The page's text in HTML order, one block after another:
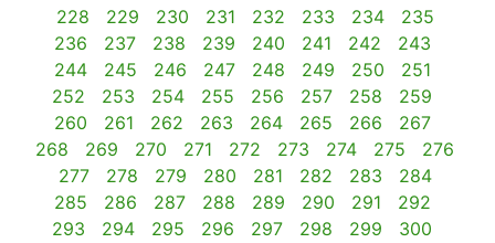
228
229 230 231 232 233 234
235
236
237 238 239 240 241 242
243
244
245 246 247 248 249 250
251
252
253 254 255 256 257 258
259
260
261 262 263 264 265 266
267
268
269 270 271 272 273 274 275
276
277
278 279 280 281 282 283
284
285
286 287 288 289 290 291
292
293
294 295 296 297 298 299
300